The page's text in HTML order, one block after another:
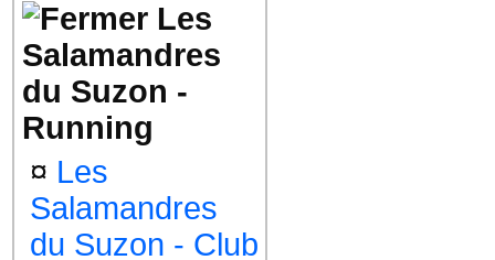
Les
Salamandres
du Suzon -
Running
¤ Les
Salamandres
du Suzon - Club